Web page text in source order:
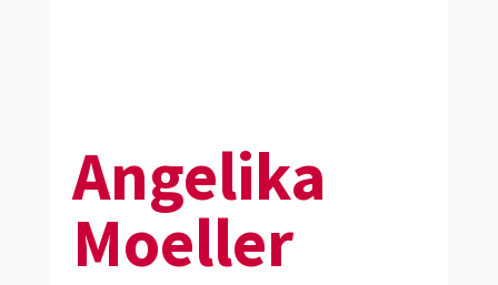
Angelika
Moeller